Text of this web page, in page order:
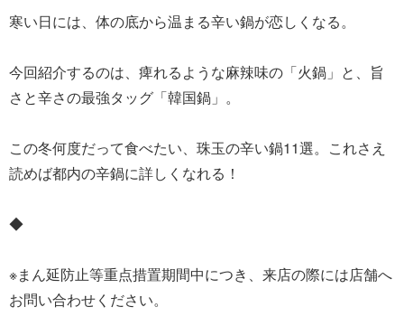
寒い日には、体の底から温まる辛い鍋が恋しくなる。
今回紹介するのは、痺れるような麻辣味の「火鍋」と、旨
さと辛さの最強タッグ「韓国鍋」。
この冬何度だって食べたい、珠玉の辛い鍋11選。これさえ
読めば都内の辛鍋に詳しくなれる！
◆
※まん延防止等重点措置期間中につき、来店の際には店舗へ
お問い合わせください。